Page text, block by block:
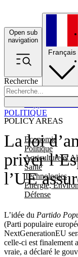
Open sub
navigation
Recherche
POLICY AREAS
Economie
Politique
Agriculture et
Santé
Technologies
Energie,
Défense
Français
La loi
priver
l’UE
L’idée du Partido
(Parti populaire
NextGenerationEU
celle-ci est finalement
vraie, a déclaré le
POLITIQUE